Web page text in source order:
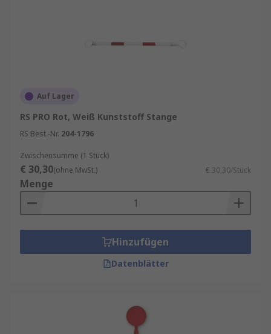
Auf Lager
RS PRO Rot, Weiß Kunststoff Stange
RS Best.-Nr. 204-1796
Zwischensumme (1 Stück)
€ 30,30(ohne MwSt.) € 30,30/Stück
Menge
Hinzufügen
Datenblätter